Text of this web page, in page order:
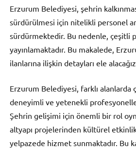
Erzurum Belediyesi, şehrin
sürdürülmesi için nitelikli personel
sürdürmektedir. Bu nedenle, çeşitli
yayınlamaktadır. Bu makalede,
ilanlarına ilişkin detayları ele
Erzurum Belediyesi, farklı alanlarda
deneyimli ve yetenekli
Şehrin gelişimi için önemli bir rol
altyapı projelerinden kültürel
yelpazede hizmet sunmaktadır. Bu